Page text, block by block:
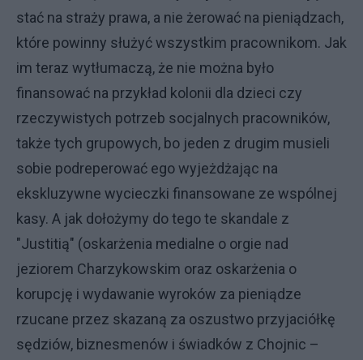
stać na straży prawa, a nie żerować na pieniądzach,
które powinny służyć wszystkim pracownikom. Jak
im teraz wytłumaczą, że nie można było
finansować na przykład kolonii dla dzieci czy
rzeczywistych potrzeb socjalnych pracowników,
także tych grupowych, bo jeden z drugim musieli
sobie podreperować ego wyjeżdżając na
ekskluzywne wycieczki finansowane ze wspólnej
kasy. A jak dołożymy do tego te skandale z
"Justitią" (oskarżenia medialne o orgie nad
jeziorem Charzykowskim oraz oskarżenia o
korupcję i wydawanie wyroków za pieniądze
rzucane przez skazaną za oszustwo przyjaciółkę
sędziów, biznesmenów i świadków z Chojnic –